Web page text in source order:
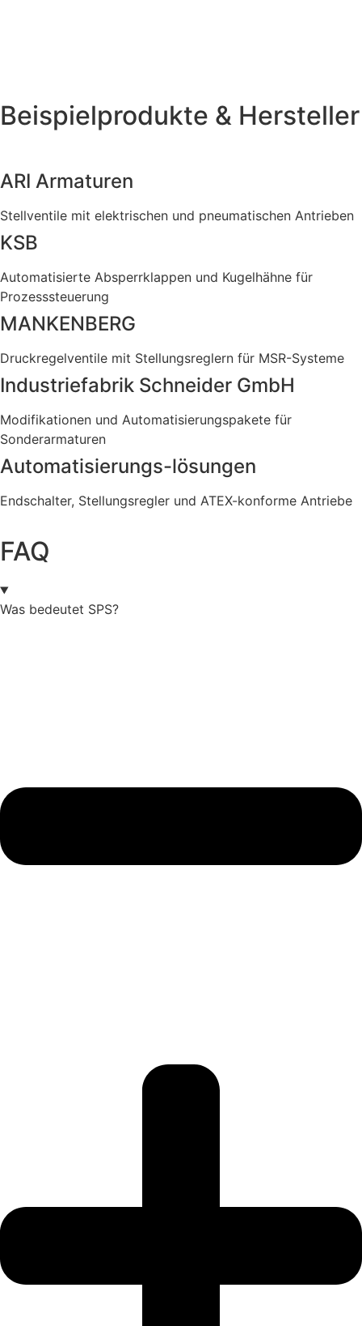
Beispielprodukte & Hersteller
ARI Armaturen
Stellventile mit elektrischen und pneumatischen Antrieben
KSB
Automatisierte Absperrklappen und Kugelhähne für
Prozesssteuerung
MANKENBERG
Druckregelventile mit Stellungsreglern für MSR-Systeme
Industriefabrik Schneider GmbH
Modifikationen und Automatisierungspakete für
Sonderarmaturen
Automatisierungs-lösungen
Endschalter, Stellungsregler und ATEX-konforme Antriebe
FAQ
Was bedeutet SPS?